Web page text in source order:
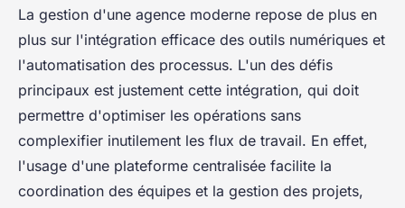
La gestion d'une agence moderne repose de plus en
plus sur l'intégration efficace des outils numériques et
l'automatisation des processus. L'un des défis
principaux est justement cette intégration, qui doit
permettre d'optimiser les opérations sans
complexifier inutilement les flux de travail. En effet,
l'usage d'une plateforme centralisée facilite la
coordination des équipes et la gestion des projets,